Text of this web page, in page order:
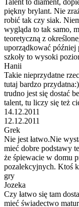
piękny brylant. Nie
robić tak czy siak.
wygląda to tak samo,
teoretyczną z
uporządkować później
szkoły to wysoki
Hanii
Takie nieprzydatne
tutaj bardzo
trudno jest się dostać
talent, tu liczy się też
14.12.2011
12.12.2011
Grek
Nie jest łatwo.Nie
mieć dobre podstawy
że śpiewacie w domu
pozalekcyjnych. Ktoś
gry
Jozeka
Czy łatwo się tam
mieć świadectwo